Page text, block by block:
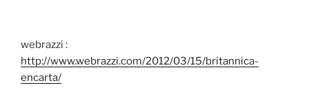
webrazzi :
http://www.webrazzi.com/2012/03/15/britannica-
encarta/